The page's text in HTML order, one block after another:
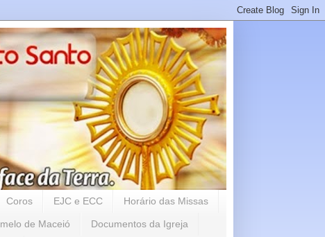
Coros EJC e ECC Horário das Missas
de Maceió Documentos da Igreja